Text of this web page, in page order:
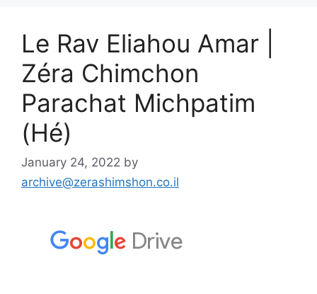
Le Rav Eliahou Amar |
Zéra Chimchon
Parachat Michpatim
(Hé)
January 24, 2022 by
archive@zerashimshon.co.il